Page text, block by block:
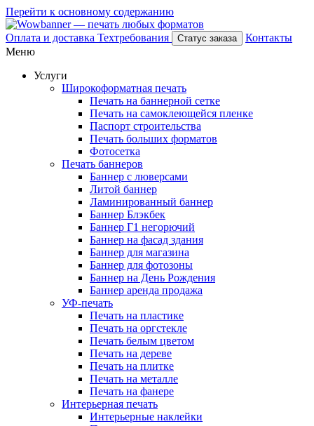
Перейти к основному содержанию
Оплата и доставка Техтребования Статус заказа
Контакты
Меню
Услуги
Широкоформатная печать
Печать на баннерной сетке
Печать на самоклеющейся пленке
Паспорт строительства
Печать больших форматов
Фотосетка
Печать баннеров
Баннер с люверсами
Литой баннер
Ламинированный баннер
Баннер Блэкбек
Баннер Г1 негорючий
Баннер на фасад здания
Баннер для магазина
Баннер для фотозоны
Баннер на День Рождения
Баннер аренда продажа
УФ-печать
Печать на пластике
Печать на оргстекле
Печать белым цветом
Печать на дереве
Печать на плитке
Печать на металле
Печать на фанере
Интерьерная печать
Интерьерные наклейки